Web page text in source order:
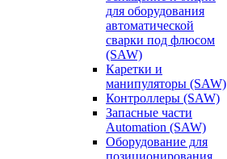
для оборудования
автоматической
сварки под флюсом
(SAW)
Каретки и
манипуляторы (SAW)
Контроллеры (SAW)
Запасные части
Automation (SAW)
Оборудование для
позиционирования